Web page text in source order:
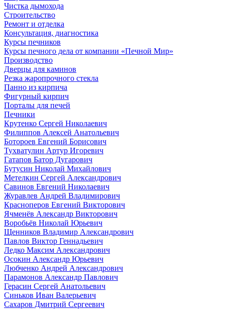
Чистка дымохода
Строительство
Ремонт и отделка
Консультация, диагностика
Курсы печников
Курсы печного дела от компании «Печной Мир»
Производство
Дверцы для каминов
Резка жаропрочного стекла
Панно из кирпича
Фигурный кирпич
Порталы для печей
Печники
Крутенко Сергей Николаевич
Филиппов Алексей Анатольевич
Ботороев Евгений Борисович
Тухватулин Артур Игоревич
Гатапов Батор Дугарович
Бутусин Николай Михайлович
Метелкин Сергей Александрович
Савинов Евгений Николаевич
Журавлев Андрей Владимирович
Красноперов Евгений Викторович
Ячменёв Александр Викторович
Воробьёв Николай Юрьевич
Щенников Владимир Александрович
Павлов Виктор Геннадьевич
Ледко Максим Александрович
Осокин Александр Юрьевич
Любченко Андрей Александрович
Парамонов Александр Павлович
Герасин Сергей Анатольевич
Синьков Иван Валерьевич
Сахаров Дмитрий Сергеевич